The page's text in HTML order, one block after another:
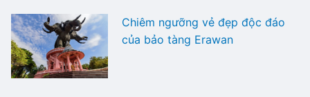
Chiêm ngưỡng vẻ đẹp độc đáo
của bảo tàng Erawan